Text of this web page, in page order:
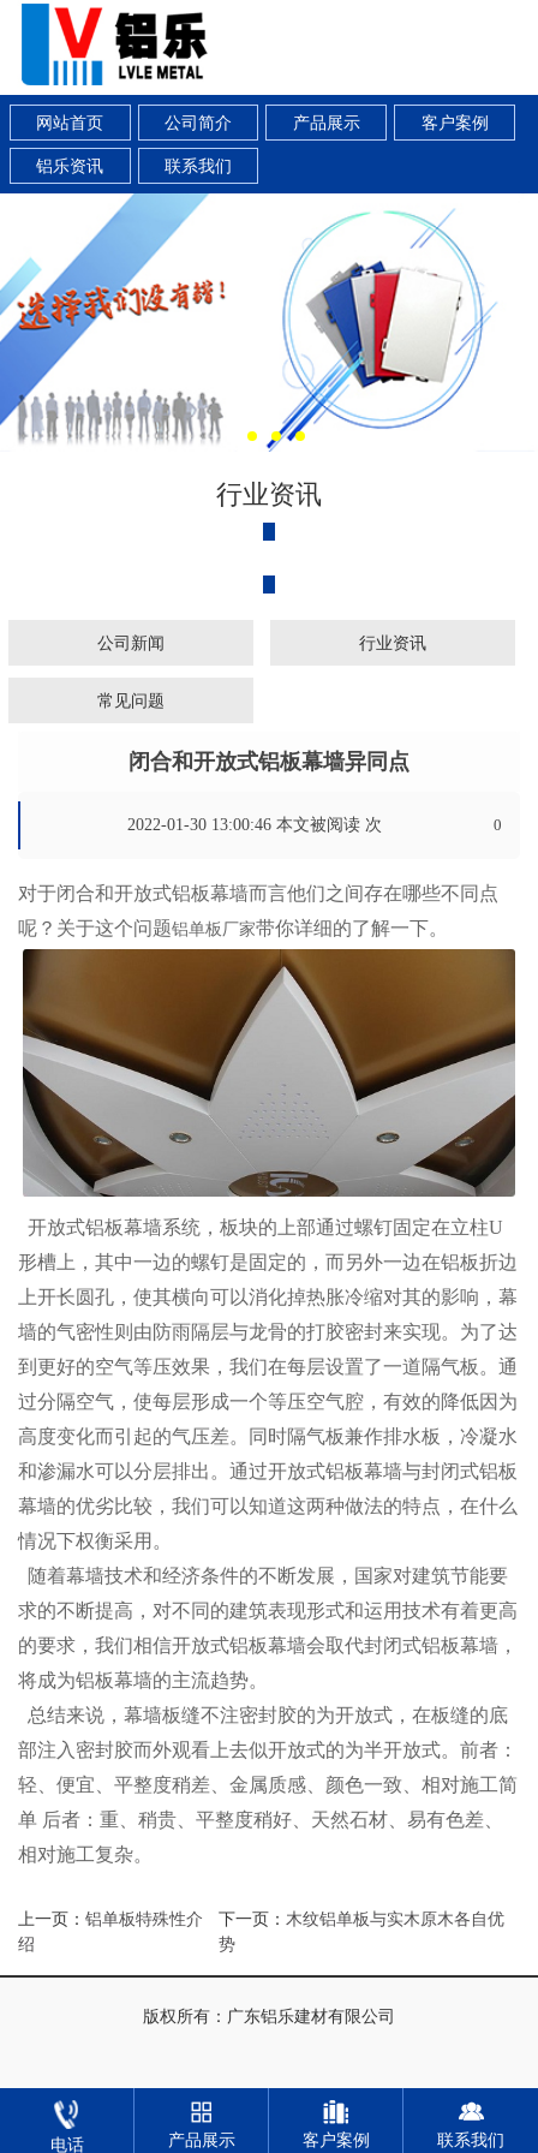
网站首页 公司简介 产品展示 客户案例
铝乐资讯 联系我们
1 2 3
行业资讯
公司新闻 行业资讯
常见问题
闭合和开放式铝板幕墙异同点
2022-01-30 13:00:46 本文被阅读 0
次
对于闭合和开放式铝板幕墙而言他们之间存在哪些不同点
呢？关于这个问题铝单板厂家带你详细的了解一下。
开放式铝板幕墙系统，板块的上部通过螺钉固定在立柱U
形槽上，其中一边的螺钉是固定的，而另外一边在铝板折边
上开长圆孔，使其横向可以消化掉热胀冷缩对其的影响，幕
墙的气密性则由防雨隔层与龙骨的打胶密封来实现。为了达
到更好的空气等压效果，我们在每层设置了一道隔气板。通
过分隔空气，使每层形成一个等压空气腔，有效的降低因为
高度变化而引起的气压差。同时隔气板兼作排水板，冷凝水
和渗漏水可以分层排出。通过开放式铝板幕墙与封闭式铝板
幕墙的优劣比较，我们可以知道这两种做法的特点，在什么
情况下权衡采用。
随着幕墙技术和经济条件的不断发展，国家对建筑节能要
求的不断提高，对不同的建筑表现形式和运用技术有着更高
的要求，我们相信开放式铝板幕墙会取代封闭式铝板幕墙，
将成为铝板幕墙的主流趋势。
总结来说，幕墙板缝不注密封胶的为开放式，在板缝的底
部注入密封胶而外观看上去似开放式的为半开放式。前者：
轻、便宜、平整度稍差、金属质感、颜色一致、相对施工简
单 后者：重、稍贵、平整度稍好、天然石材、易有色差、
相对施工复杂。
上一页： 铝单板特殊性介
绍
下一页： 木纹铝单板与实木原木各自优
势
版权所有：广东铝乐建材有限公司
电话 产品展示 客户案例 联系我们